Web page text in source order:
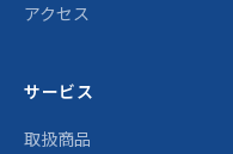
アクセス
サービス
取扱商品